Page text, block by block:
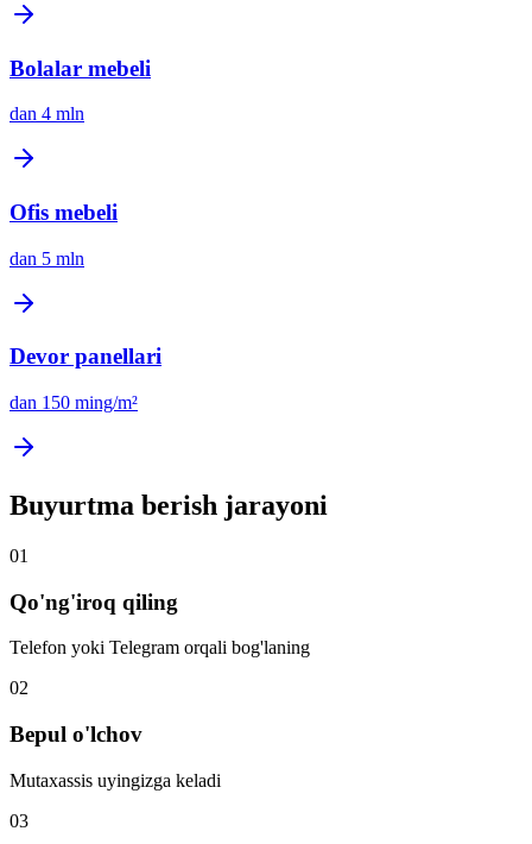
Bolalar mebeli
dan 4 mln
Ofis mebeli
dan 5 mln
Devor panellari
dan 150 ming/m²
Buyurtma berish jarayoni
01
Qo'ng'iroq qiling
Telefon yoki Telegram orqali bog'laning
02
Bepul o'lchov
Mutaxassis uyingizga keladi
03